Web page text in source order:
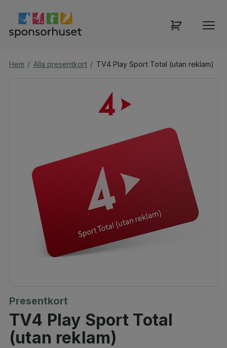
Hem / Alla presentkort / TV4 Play Sport Total (utan reklam)
Presentkort
TV4 Play Sport Total
(utan reklam)